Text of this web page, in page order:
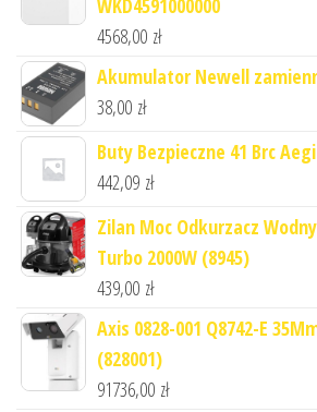
WKD4591000000
4568,00 zł
Akumulator Newell
38,00 zł
Buty Bezpieczne 41 Brc
442,09 zł
Zilan Moc Odkurzacz
Turbo 2000W (8945)
439,00 zł
Axis 0828-001 Q8742-E
(828001)
91736,00 zł